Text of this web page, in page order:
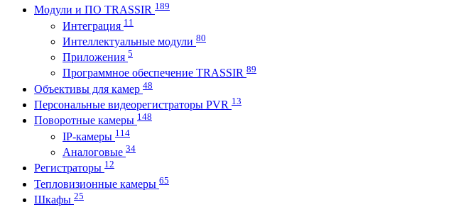
Модули и ПО TRASSIR 189
Интеграция 11
Интеллектуальные модули 80
Приложения 5
Программное обеспечение TRASSIR 89
Объективы для камер 48
Персональные видеорегистраторы PVR 13
Поворотные камеры 148
IP-камеры 114
Аналоговые 34
Регистраторы 12
Тепловизионные камеры 65
Шкафы 25